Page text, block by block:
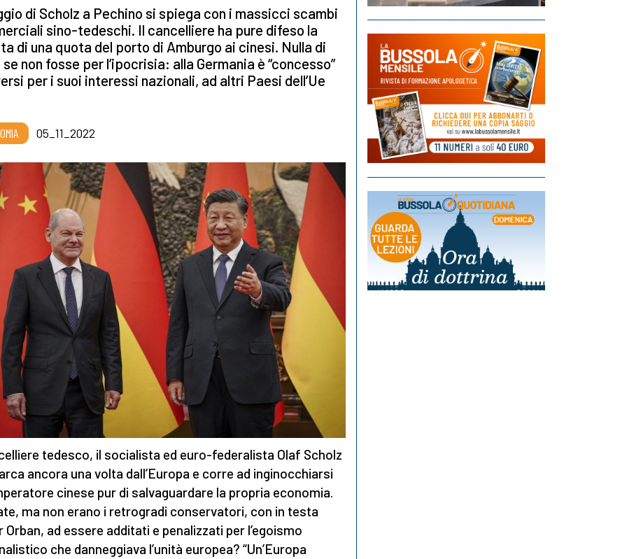
di Scholz a Pechino si spiega con i massicci scambi
sino-tedeschi. Il cancelliere ha pure difeso la
di una quota del porto di Amburgo ai cinesi. Nulla di
non fosse per l’ipocrisia: alla Germania è “concesso”
per i suoi interessi nazionali, ad altri Paesi dell’Ue
05_11_2022
tedesco, il socialista ed euro-federalista Olaf Scholz
ancora una volta dall’Europa e corre ad inginocchiarsi
cinese pur di salvaguardare la propria economia.
ma non erano i retrogradi conservatori, con in testa
Orban, ad essere additati e penalizzati per l’egoismo
che danneggiava l’unità europea? “Un’Europa